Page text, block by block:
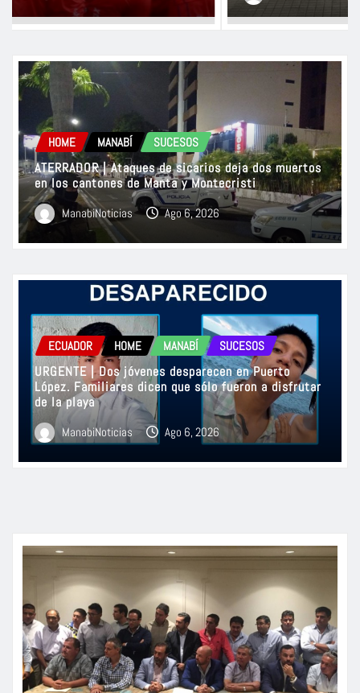
HOME MANABÍ SUCESOS
ATERRADOR | Ataques de sicarios deja dos muertos
en los cantones de Manta y Montecristi
ManabiNoticias Ago 6, 2026
ECUADOR HOME MANABÍ SUCESOS
URGENTE | Dos jóvenes desparecen en Puerto
López. Familiares dicen que sólo fueron a disfrutar
de la playa
ManabiNoticias Ago 6, 2026